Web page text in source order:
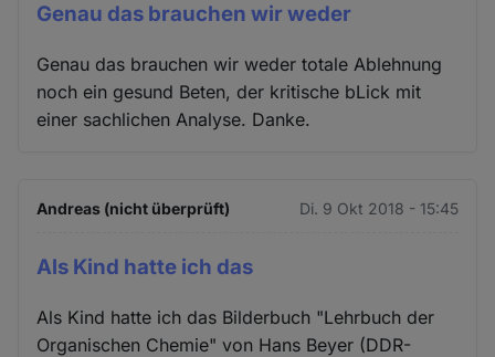
Genau das brauchen wir weder
Genau das brauchen wir weder totale Ablehnung
noch ein gesund Beten, der kritische bLick mit
einer sachlichen Analyse. Danke.
Andreas (nicht überprüft) Di. 9 Okt 2018 - 15:45
Als Kind hatte ich das
Als Kind hatte ich das Bilderbuch "Lehrbuch der
Organischen Chemie" von Hans Beyer (DDR-